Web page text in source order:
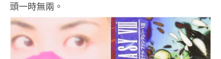
頭一時無兩。